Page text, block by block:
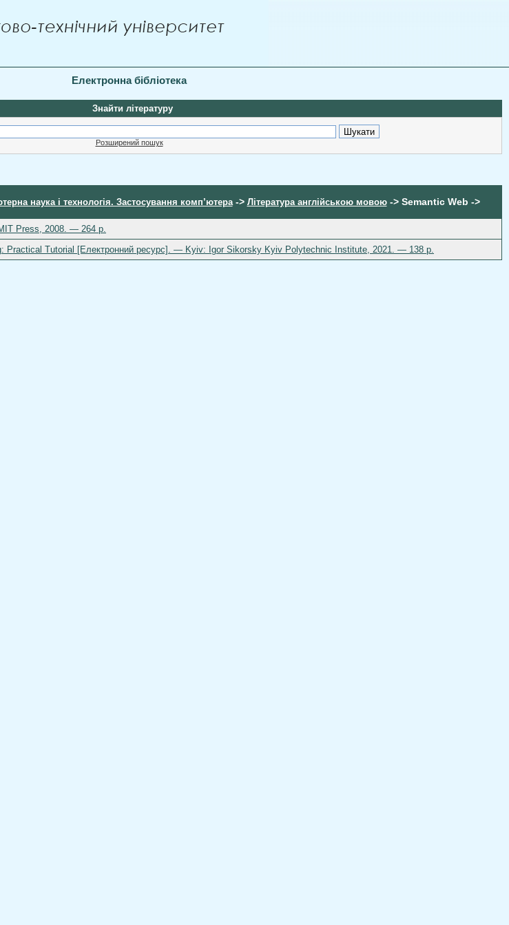
Електронна бібліотека
Знайти літературу
Розширений пошук
наука і технологія. Застосування комп’ютера-> Література англійською мовою-> Semantic Web ->
Press, 2008. — 264 p.
Practical Tutorial [Електронний ресурс]. — Kyiv: Igor Sikorsky Kyiv Polytechnic Institute, 2021. — 138 р.